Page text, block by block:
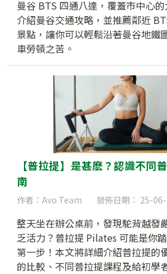
曼谷 BTS 四通八達，覆蓋市中心
介紹曼谷交通攻略，並推薦鄰近
景點，讓你可以輕鬆沿著曼谷地鐵
車勞頓之苦。
【普拉提】是甚麽？認識不同
南
作者：Avo Team 發佈日期： 25-
整天坐在辦公桌前，發現駝背越發
乏活力？普拉提 Pilates 可能是你
第一步！本文將詳細介紹普拉提的
的比較、不同普拉提課程及給初學